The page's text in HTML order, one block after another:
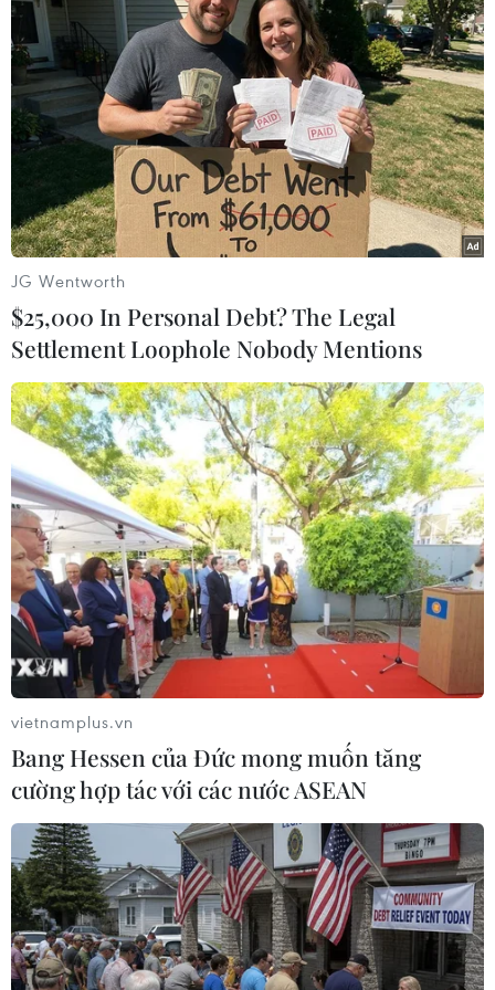
Đà Nẵng: Sóng cuốn 4 người tại Mũi
Nghê, 3 người mất tích
08/08/2026 06:02
Vượt lên di chứng chất độc da cam,
chàng trai Đồng Tháp tự tin làm chủ
cuộc đời
08/08/2026 06:00
Dắt chó đi dạo không đúng quy
định, bị phạt đến 2 triệu đồng?
08/08/2026 04:16
Thổ Nhĩ Kỳ tăng cường truy quét IS,
bắt giữ hơn 100 nghi phạm
07/08/2026 14:55
Tây Ban Nha triệt phá đường dây
buôn người xuyên Địa Trung Hải
07/08/2026 12:13
Hy Lạp tạm giam một thị trưởng tình
nghi gây thảm họa cháy rừng
07/08/2026 12:02
JG Wentworth
$25,000 In Personal Debt? The Legal
Settlement Loophole Nobody Mentions
vietnamplus.vn
Bang Hessen của Đức mong muốn tăng
cường hợp tác với các nước ASEAN